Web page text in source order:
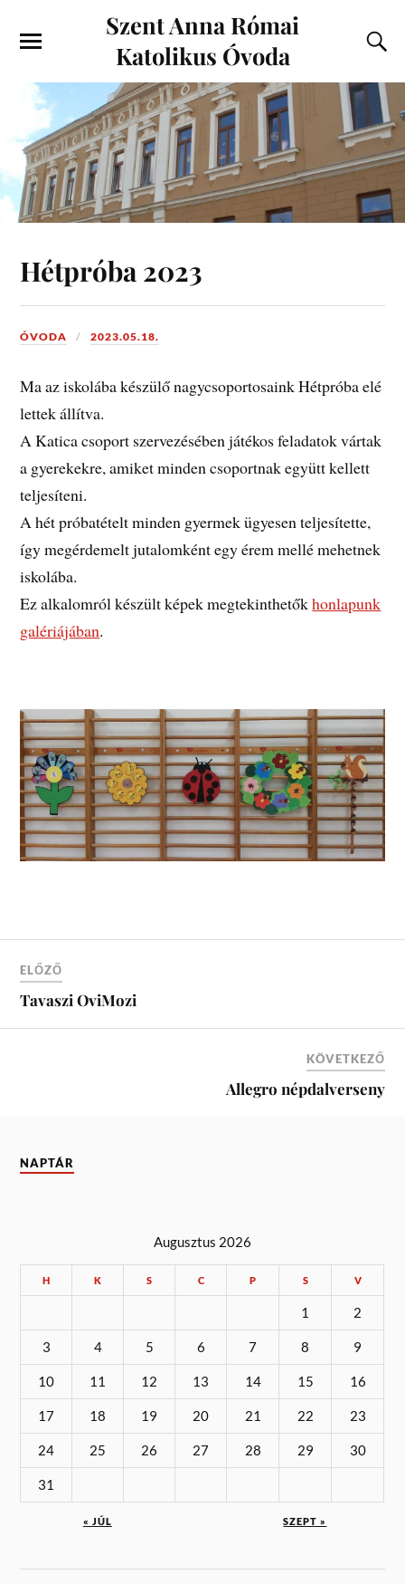
Szent Anna Római
Katolikus Óvoda
Hétpróba 2023
ÓVODA 2023.05.18.
Ma az iskolába készülő nagycsoportosaink Hétpróba elé
lettek állítva.
A Katica csoport szervezésében játékos feladatok vártak
a gyerekekre, amiket minden csoportnak együtt kellett
teljesíteni.
A hét próbatételt minden gyermek ügyesen teljesítette,
így megérdemelt jutalomként egy érem mellé mehetnek
iskolába.
Ez alkalomról készült képek megtekinthetőkhonlapunk
galériájában.
ELŐZŐ
Tavaszi OviMozi
KÖVETKEZŐ
Allegro népdalverseny
NAPTÁR
Augusztus 2026
H K S C P S V
1 2
3 4 5 6 7 8 9
10 11 12 13 14 15 16
17 18 19 20 21 22 23
24 25 26 27 28 29 30
31
« JÚL SZEPT »